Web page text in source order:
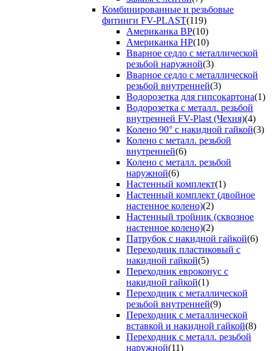
Комбинированные и резьбовые
фитинги FV-PLAST(119)
Американка ВР(10)
Американка НР(10)
Вварное седло с металлической
резьбой наружной(3)
Вварное седло с металлической
резьбой внутренней(3)
Водорозетка для гипсокартона(1)
Водорозетка с металл. резьбой
внутренней FV-Plast (Чехия)(4)
Колено 90° с накидной гайкой(3)
Колено с металл. резьбой
внутренней(6)
Колено с металл. резьбой
наружной(6)
Настенный комплект(1)
Настенный комплект (двойное
настенное колено)(2)
Настенный тройник (сквозное
настенное колено)(2)
Патрубок с накидной гайкой(6)
Переходник пластиковый с
накидной гайкой(5)
Переходник евроконус с
накидной гайкой(1)
Переходник с металлической
резьбой внутренней(9)
Переходник с металлической
вставкой и накидной гайкой(8)
Переходник с металл. резьбой
наружной(11)